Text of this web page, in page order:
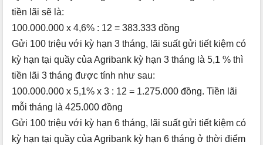
tiền lãi sẽ là:
100.000.000 x 4,6% : 12 = 383.333 đồng
Gửi 100 triệu với kỳ hạn 3 tháng, lãi suất gửi tiết kiệm có
kỳ hạn tại quầy của Agribank kỳ hạn 3 tháng là 5,1 % thì
tiền lãi 3 tháng được tính như sau:
100.000.000 x 5,1% x 3 : 12 = 1.275.000 đồng. Tiền lãi
mỗi tháng là 425.000 đồng
Gửi 100 triệu với kỳ hạn 6 tháng, lãi suất gửi tiết kiệm có
kỳ hạn tại quầy của Agribank kỳ hạn 6 tháng ở thời điểm